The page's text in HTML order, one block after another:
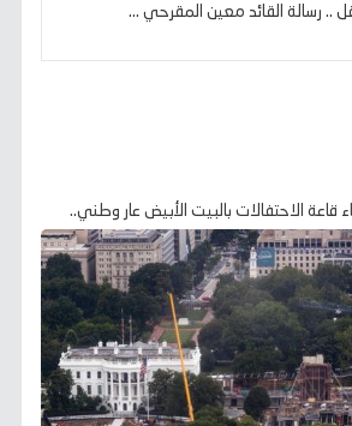
.. رسالة القائد معين المقرحي ...
قاعة الاحتفالات بالبيت الأبيض عار وطني..